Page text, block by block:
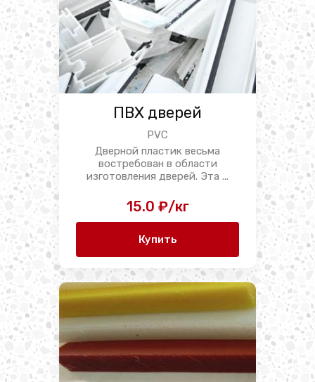
ПВХ дверей
PVC
Дверной пластик весьма
востребован в области
изготовления дверей. Эта ...
15.0 ₽/кг
Купить